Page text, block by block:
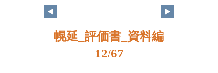
幌延_評価書_資料編
12/67